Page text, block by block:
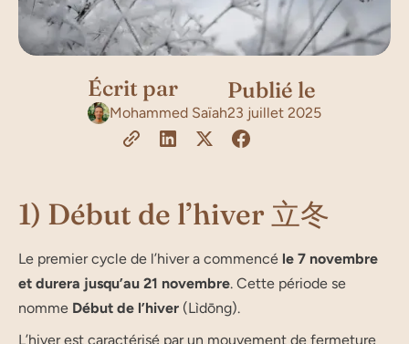
Écrit par
Mohammed Saïah
Publié le
23 juillet 2025
1) Début de l’hiver 立冬
Le pre­mier cycle de l’hi­ver a com­men­cé le 7 novembre
et dure­ra jus­qu’au 21 novembre. Cette période se
nomme Début de l’hiver (Lìdōng).
L’hiver est carac­té­ri­sé par un mou­ve­ment de fer­me­ture